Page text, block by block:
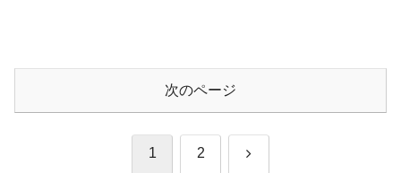
次のページ
1 2 次